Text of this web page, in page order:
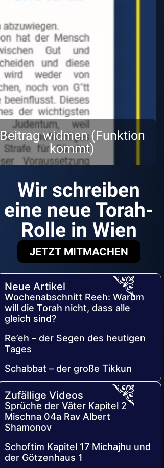
Beitrag widmen (Funktion
kommt)
Wir schreiben
eine neue Torah-
Rolle in Wien
JETZT MITMACHEN
Neue Artikel
Wochenabschnitt Reeh: Warum
will die Torah nicht, dass alle
gleich sind?
Re’eh – der Segen des heutigen
Tages
Schabbat – der große Tikkun
Zufällige Videos
Sprüche der Väter Kapitel 2
Mischna 04a Rav Albert
Shamonov
Schoftim Kapitel 17 Michajhu und
der Götzenhaus 1